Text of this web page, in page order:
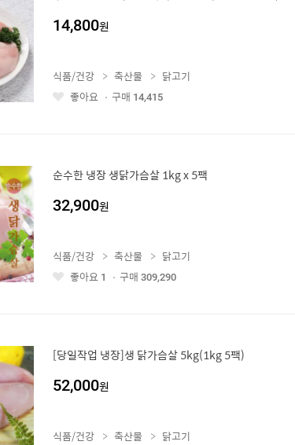
14,800원
좋
식품/건강 축산물
닭고기
좋아요
구매 14,415
순수한 냉장 생닭가슴살 1kg x 5팩
32,900원
좋
식품/건강 축산물
닭고기
좋아요 1 구매 309,290
[당일작업 냉장]생 닭가슴살 5kg(1kg 5팩)
52,000원
식품/건강 축산물
닭고기